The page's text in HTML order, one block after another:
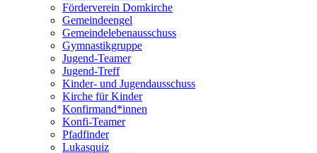
Förderverein Domkirche
Gemeindeengel
Gemeindelebenausschuss
Gymnastikgruppe
Jugend-Teamer
Jugend-Treff
Kinder- und Jugendausschuss
Kirche für Kinder
Konfirmand*innen
Konfi-Teamer
Pfadfinder
Lukasquiz